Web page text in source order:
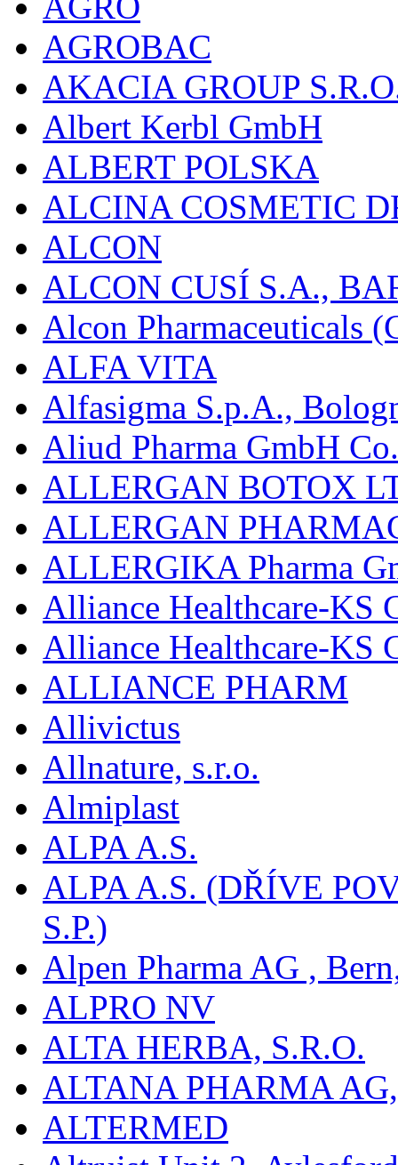
AGROBAC
AKACIA GROUP
Albert Kerbl GmbH
ALBERT POLSKA
ALCINA COSMETIC
ALCON
ALCON CUSÍ S.A.,
Alcon Pharmaceuticals
ALFA VITA
Alfasigma S.p.A.,
Aliud Pharma GmbH
ALLERGAN BOTOX
ALLERGAN
ALLERGIKA Pharma
Alliance Healthcare-KS
Alliance Healthcare-KS
ALLIANCE PHARM
Allivictus
Allnature, s.r.o.
Almiplast
ALPA A.S.
ALPA A.S. (DŘÍVE
S.P.)
Alpen Pharma AG ,
ALPRO NV
ALTA HERBA, S.R.O.
ALTANA PHARMA
ALTERMED